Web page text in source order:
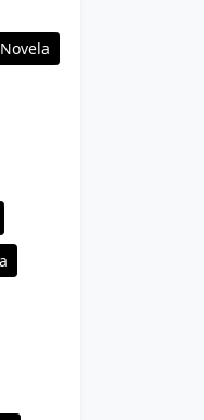
Novela